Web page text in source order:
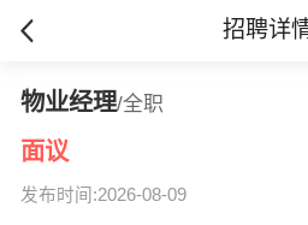
招聘详
物业经理/全职
面议
发布时间:2026-08-09